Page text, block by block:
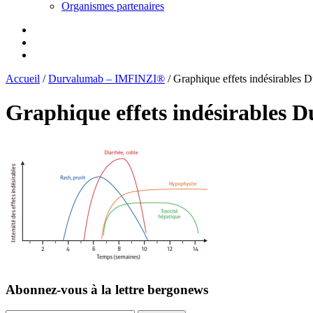
Organismes partenaires
Accueil /Durvalumab – IMFINZI® /Graphique effets indésirables
Graphique effets indésirables
Abonnez-vous à la lettre bergonews